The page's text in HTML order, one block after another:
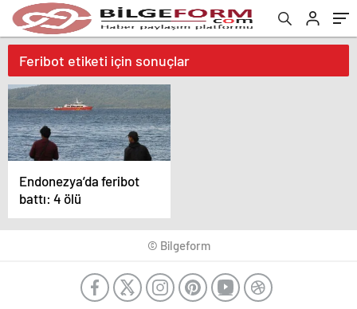
Feribot etiketi için sonuçlar
Endonezya’da feribot
battı: 4 ölü
© Bilgeform